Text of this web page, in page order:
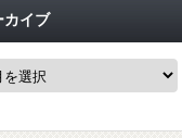
カイブ